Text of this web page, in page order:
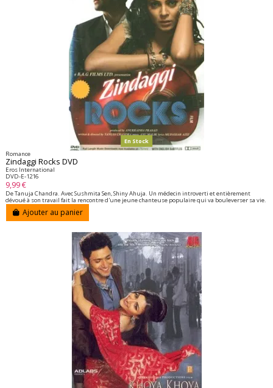
En Stock
Romance
Zindaggi Rocks DVD
Eros International
DVD-E-1216
9,99 €
De Tanuja Chandra. Avec Sushmita Sen, Shiny Ahuja. Un médecin introverti et entièrement
dévoué à son travail fait la rencontre d'une jeune chanteuse populaire qui va bouleverser sa vie.
Ajouter au panier